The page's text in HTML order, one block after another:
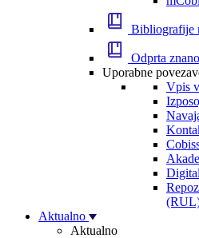
Bibliografije
Odprta
Uporabne
Vpis
Aktualno
Aktualno